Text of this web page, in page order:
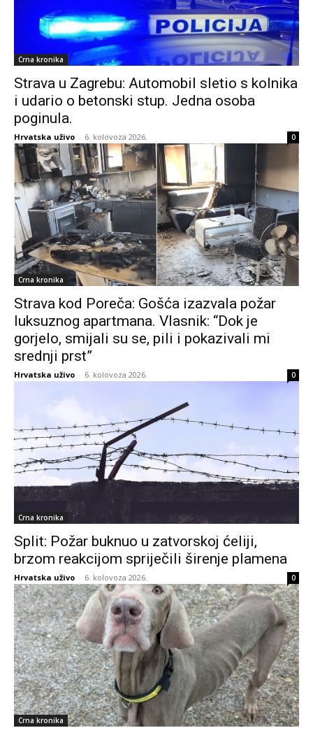
Crna kronika
Strava u Zagrebu: Automobil sletio s kolnika
i udario o betonski stup. Jedna osoba
poginula.
Hrvatska uživo - 6. kolovoza 2026. 0
Crna kronika
Strava kod Poreča: Gošća izazvala požar
luksuznog apartmana. Vlasnik: “Dok je
gorjelo, smijali su se, pili i pokazivali mi
srednji prst”
Hrvatska uživo - 6. kolovoza 2026. 0
Crna kronika
Split: Požar buknuo u zatvorskoj ćeliji,
brzom reakcijom spriječili širenje plamena
Hrvatska uživo - 6. kolovoza 2026. 0
Crna kronika